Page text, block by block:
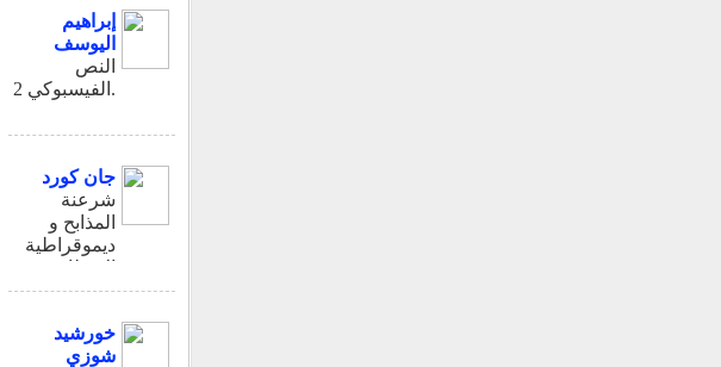
إبراهيم
اليوسف
النص
الفيسبوكي 2.
جان كورد
شرعنة
المذابح و
ديموقراطية
الانتظار
خورشيد
شوزي